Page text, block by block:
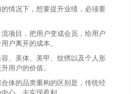
情况下，想要提升业绩，必须要
项目，把用户变成会员，给用户
户离开的成本。
、美体、美甲、纹绣以及个人形
用户的价值。
体的品类重构的区别是，传统经